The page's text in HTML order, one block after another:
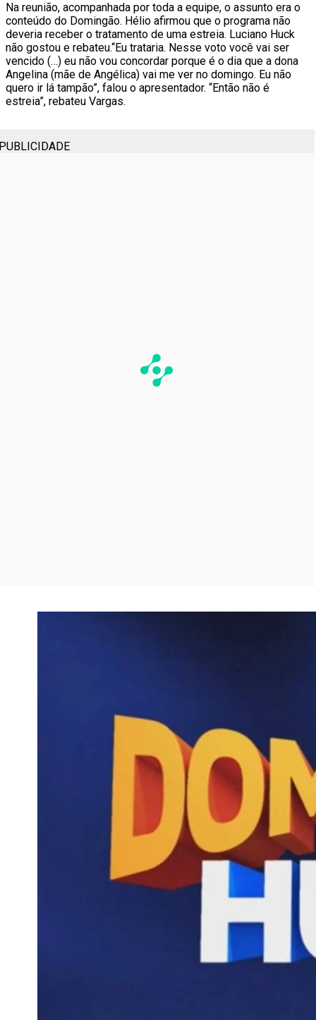
Na reunião, acompanhada por toda a equipe, o assunto era o
conteúdo do Domingão. Hélio afirmou que o programa não
deveria receber o tratamento de uma estreia. Luciano Huck
não gostou e rebateu.“Eu trataria. Nesse voto você vai ser
vencido (…) eu não vou concordar porque é o dia que a dona
Angelina (mãe de Angélica) vai me ver no domingo. Eu não
quero ir lá tampão”, falou o apresentador. “Então não é
estreia”, rebateu Vargas.